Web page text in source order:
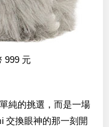
999 元
純的挑選，而是一場
交換眼神的那一刻開